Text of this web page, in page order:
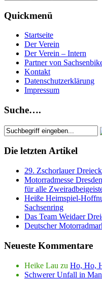
Quickmenü
Startseite
Der Verein
Der Verein – Intern
Partner von
Kontakt
Datenschutzerklärung
Impressum
Suche….
Die letzten Artikel
29. Zschorlauer
Motorradmesse
für alle
Heiße Heimspiel-
Sachsenring
Das Team Weidaer
Deutscher
Neueste Kommentare
Heike Lau zu Ho, Ho,
Schwerer Unfall in